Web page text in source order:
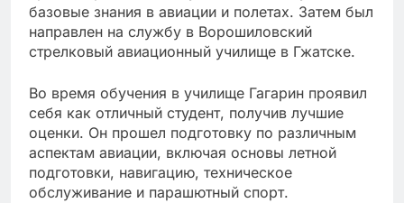
базовые знания в авиации и полетах. Затем был
направлен на службу в Ворошиловский
стрелковый авиационный училище в Гжатске.
Во время обучения в училище Гагарин проявил
себя как отличный студент, получив лучшие
оценки. Он прошел подготовку по различным
аспектам авиации, включая основы летной
подготовки, навигацию, техническое
обслуживание и парашютный спорт.